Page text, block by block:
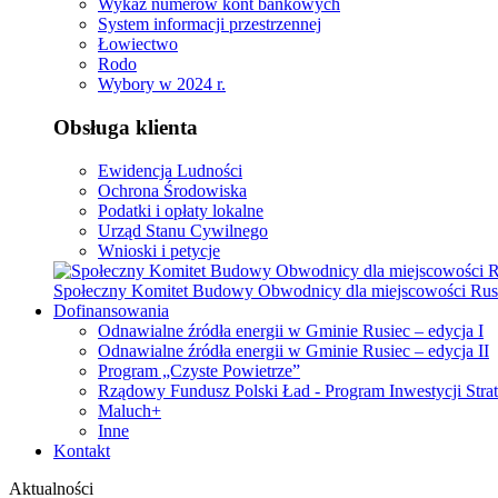
Wykaz numerów kont bankowych
System informacji przestrzennej
Łowiectwo
Rodo
Wybory w 2024 r.
Obsługa klienta
Ewidencja Ludności
Ochrona Środowiska
Podatki i opłaty lokalne
Urząd Stanu Cywilnego
Wnioski i petycje
Społeczny Komitet Budowy Obwodnicy dla miejscowości
Dofinansowania
Odnawialne źródła energii w Gminie Rusiec – edycja I
Odnawialne źródła energii w Gminie Rusiec – edycja II
Program „Czyste Powietrze”
Rządowy Fundusz Polski Ład - Program Inwestycji
Maluch+
Inne
Kontakt
Aktualności